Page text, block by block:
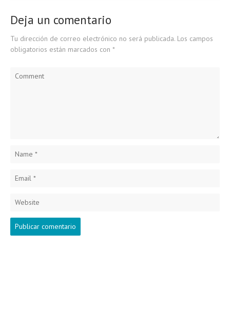
Deja un comentario
Tu dirección de correo electrónico no será publicada. Los campos
obligatorios están marcados con *